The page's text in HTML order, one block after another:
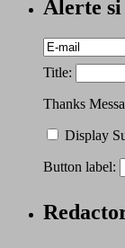
Alerte
Title:
Thanks
Display
Button label: